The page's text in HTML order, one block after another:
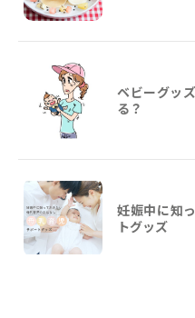
ベビーグッ
る？
妊娠中に知
トグッズ